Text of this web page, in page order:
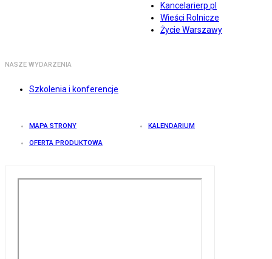
Kancelarierp.pl
Wieści Rolnicze
Życie Warszawy
NASZE WYDARZENIA
Szkolenia i konferencje
MAPA STRONY KALENDARIUM
OFERTA PRODUKTOWA